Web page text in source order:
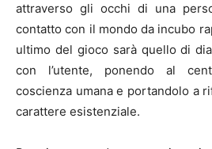
attraverso gli occhi di una
contatto con il mondo da incubo
ultimo del gioco sarà quello di
con l’utente, ponendo al
coscienza umana e portandolo a
carattere esistenziale.